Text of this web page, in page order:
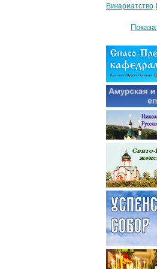
Викариатство